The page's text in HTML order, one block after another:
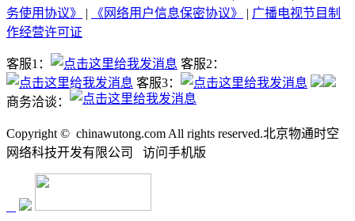
务使用协议》
| 《网络用户信息保密协议》 | 广播电视节目制
作经营许可证
客服1：
客服2：
客服3：
商务洽谈：
Copyright © chinawutong.com All rights reserved.北京物通时空
网络科技开发有限公司
访问手机版